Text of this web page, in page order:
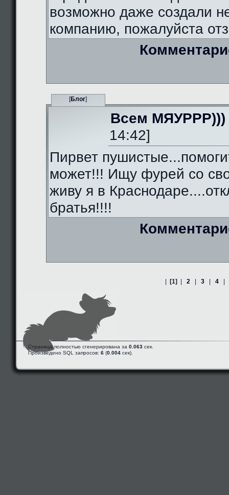
возможно даже создали
компанию, пожалуйста
[Блог]
Всем МЯУРРР)))
14:42]
Пирвет
может!!! Ищу фурей со
живу я в
братья!!!!
[1] 2 3 4
Страница полностью сгенерирована за 0.063 сек.
Произведено SQL запросов: 6 (0.004 сек).